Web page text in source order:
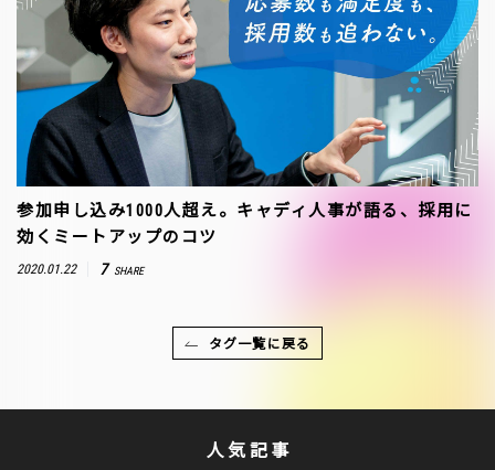
参加申し込み1000人超え。キャディ人事が語る、採用に
効くミートアップのコツ
2020.01.22 7 SHARE
タグ一覧に戻る
人気記事